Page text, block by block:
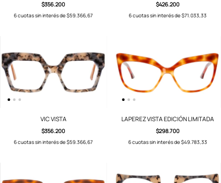
$356.200
6cuotas sin interés de$59.366,67
$426.200
6cuotas sin interés de$71.033,33
VIC VISTA
$356.200
6cuotas sin interés de$59.366,67
LAPEREZ VISTA EDICIÓN LIMITADA
$298.700
6cuotas sin interés de$49.783,33